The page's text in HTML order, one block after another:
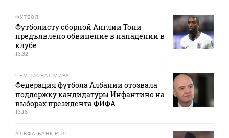
ФУТБОЛ
Футболисту сборной Англии Тони
предъявлено обвинение в нападении в
клубе
13:32
ЧЕМПИОНАТ МИРА
Федерация футбола Албании отозвала
поддержку кандидатуры Инфантино на
выборах президента ФИФА
13:18
АЛЬФА-БАНК РПЛ